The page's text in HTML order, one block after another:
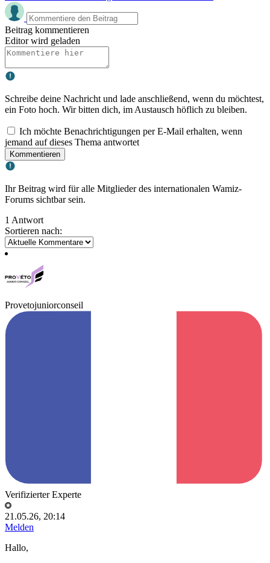
Beitrag kommentieren
Editor wird geladen
Schreibe deine Nachricht und lade anschließend, wenn du möchtest,
ein Foto hoch. Wir bitten dich, im Austausch höflich zu bleiben.
Ich möchte Benachrichtigungen per E-Mail erhalten, wenn
jemand auf dieses Thema antwortet
Kommentieren
Ihr Beitrag wird für alle Mitglieder des internationalen Wamiz-
Forums sichtbar sein.
1 Antwort
Sortieren nach:
Provetojuniorconseil
Verifizierter Experte
21.05.26, 20:14
Melden
Hallo,